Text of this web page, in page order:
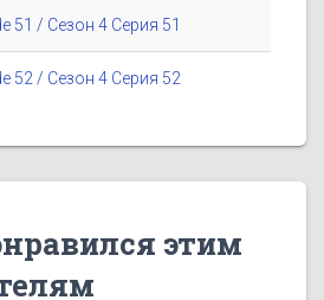
51 / Сезон 4 Серия 51
52 / Сезон 4 Серия 52
этим